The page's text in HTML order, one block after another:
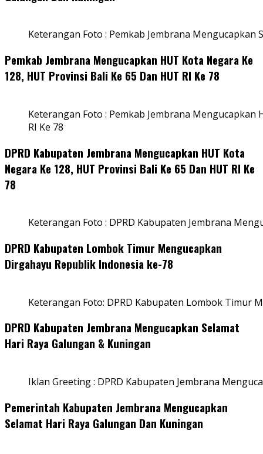
Keterangan Foto : Pemkab Jembrana Mengucapkan
Pemkab Jembrana Mengucapkan HUT Kota Negara Ke
128, HUT Provinsi Bali Ke 65 Dan HUT RI Ke 78
Keterangan Foto : Pemkab Jembrana Mengucapkan
RI Ke 78
DPRD Kabupaten Jembrana Mengucapkan HUT Kota
Negara Ke 128, HUT Provinsi Bali Ke 65 Dan HUT RI Ke
78
Keterangan Foto : DPRD Kabupaten Jembrana
DPRD Kabupaten Lombok Timur Mengucapkan
Dirgahayu Republik Indonesia ke-78
Keterangan Foto: DPRD Kabupaten Lombok Timur
DPRD Kabupaten Jembrana Mengucapkan Selamat
Hari Raya Galungan & Kuningan
Iklan Greeting : DPRD Kabupaten Jembrana
Pemerintah Kabupaten Jembrana Mengucapkan
Selamat Hari Raya Galungan Dan Kuningan